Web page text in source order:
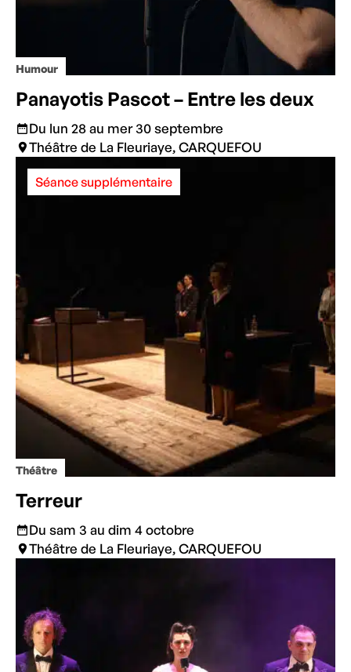
Humour
Panayotis Pascot – Entre les deux
Du lun 28 au mer 30 septembre
Théâtre de La Fleuriaye, CARQUEFOU
Théâtre
Séance supplémentaire
Terreur
Du sam 3 au dim 4 octobre
Théâtre de La Fleuriaye, CARQUEFOU